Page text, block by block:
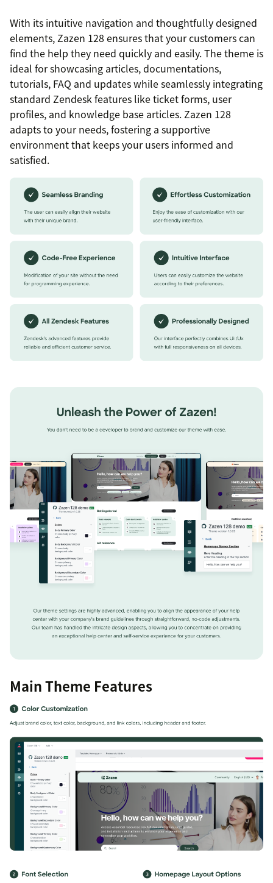
With its intuitive navigation and thoughtfully designed
elements, Zazen 128 ensures that your customers can
find the help they need quickly and easily. The theme is
ideal for showcasing articles, documentations,
tutorials, FAQ and updates while seamlessly integrating
standard Zendesk features like ticket forms, user
profiles, and knowledge base articles. Zazen 128
adapts to your needs, fostering a supportive
environment that keeps your users informed and
satisfied.
Main Theme Features